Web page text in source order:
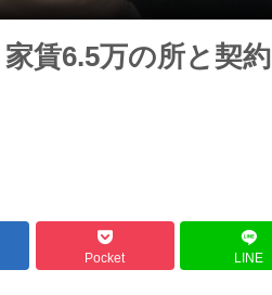
賃6.5万の所と契約
Pocket LINE